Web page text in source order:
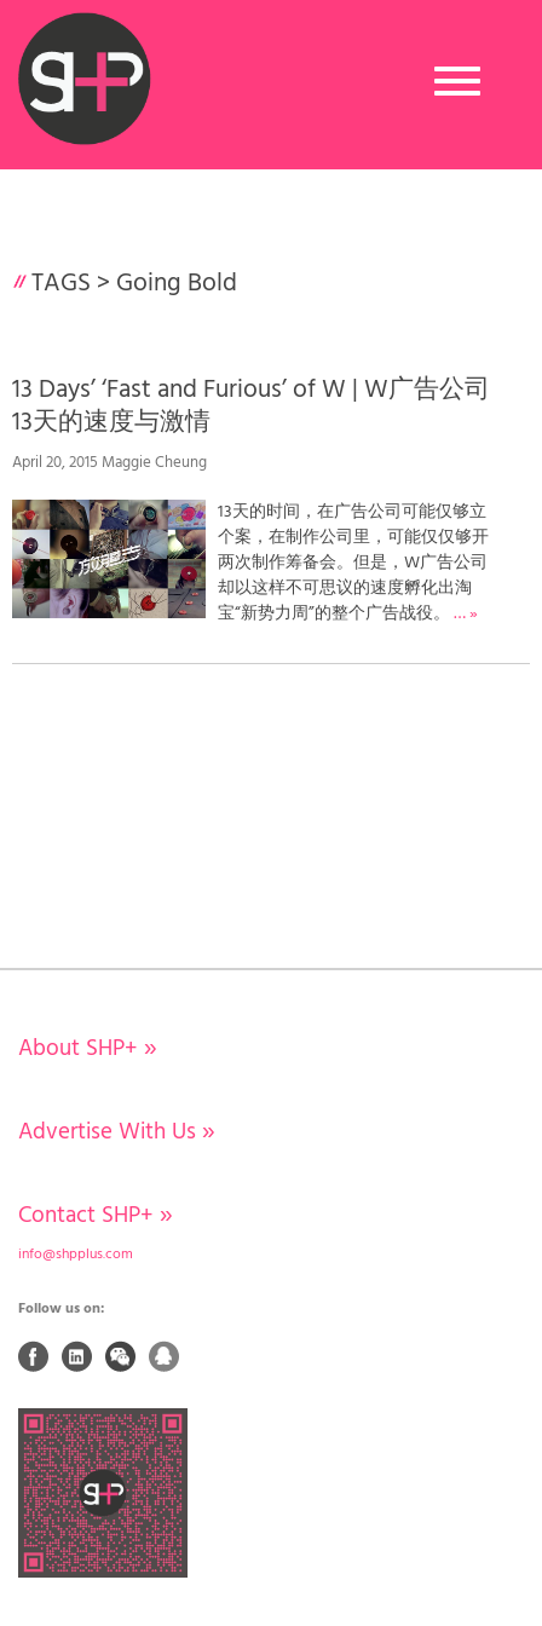
Toggle
navigation
TAGS > Going Bold
13 Days’ ‘Fast and Furious’ of W | W广告公司
13天的速度与激情
April 20, 2015 Maggie Cheung
13天的时间，在广告公司可能仅够立
个案，在制作公司里，可能仅仅够开
两次制作筹备会。但是，W广告公司
却以这样不可思议的速度孵化出淘
宝“新势力周”的整个广告战役。 … »
About SHP+ »
Advertise With Us »
Contact SHP+ »
info@shpplus.com
Follow us on: